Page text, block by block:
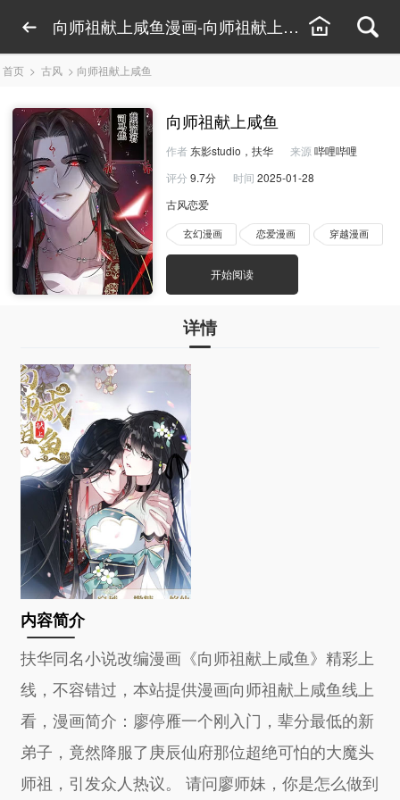
向师祖献上咸鱼漫画-向师祖献上咸鱼漫画线上
首页 > 古风 > 向师祖献上咸鱼
向师祖献上咸鱼
作者 东影studio，扶华 来源 哔哩哔哩
评分 9.7分 时间 2025-01-28
古风恋爱
玄幻漫画 恋爱漫画 穿越漫画
开始阅读
详情
内容简介
扶华同名小说改编漫画《向师祖献上咸鱼》精彩上
线，不容错过，本站提供漫画向师祖献上咸鱼线上
看，漫画简介：廖停雁一个刚入门，辈分最低的新
弟子，竟然降服了庚辰仙府那位超绝可怕的大魔头
师祖，引发众人热议。 请问廖师妹，你是怎么做到